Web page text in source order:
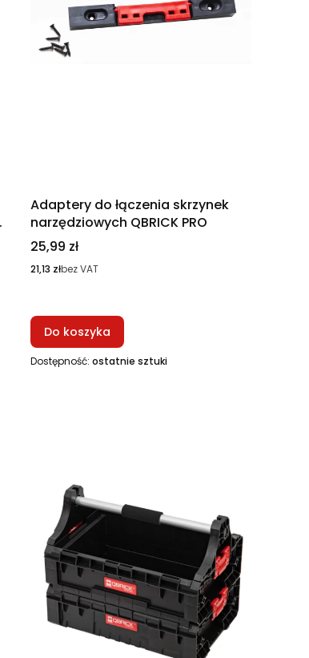
Adaptery do łączenia skrzynek
narzędziowych QBRICK PRO
Cena
25,99 zł
Cena
21,13 złbez VAT
Do koszyka
Dostępność: ostatnie sztuki